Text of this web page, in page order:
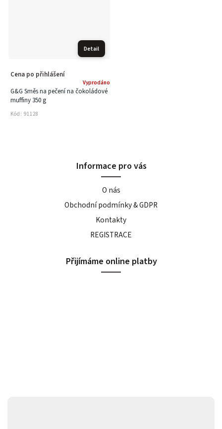
Detail
G&G Směs na pečení na čokoládové
muffiny 350 g
Vyprodáno
Cena po přihlášení
Kód: 91128
Informace pro vás
O nás
Obchodní podmínky & GDPR
Kontakty
REGISTRACE
Přijímáme online platby